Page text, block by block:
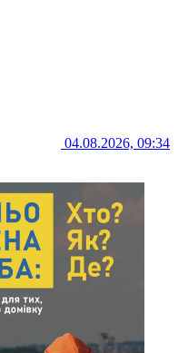
04.08.2026, 09:34